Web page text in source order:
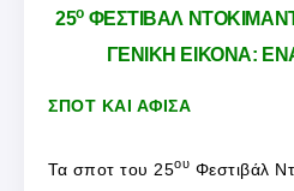
25οΦΕΣΤΙΒΑΛ
ΓΕΝΙΚΗ ΕΙΚΟΝΑ:
ΣΠΟΤ ΚΑΙ ΑΦΙΣΑ
Τα σποτ του 25ου Φεστιβάλ